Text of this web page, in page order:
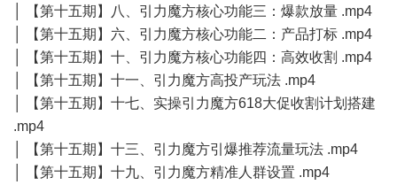
│ 【第十五期】八、引力魔方核心功能三：爆款放量 .mp4
│ 【第十五期】六、引力魔方核心功能二：产品打标 .mp4
│ 【第十五期】十、引力魔方核心功能四：高效收割 .mp4
│ 【第十五期】十一、引力魔方高投产玩法 .mp4
│ 【第十五期】十七、实操引力魔方618大促收割计划搭建
.mp4
│ 【第十五期】十三、引力魔方引爆推荐流量玩法 .mp4
│ 【第十五期】十九、引力魔方精准人群设置 .mp4